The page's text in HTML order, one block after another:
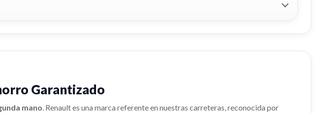
Garantizado
mano. Renault es una marca referente en nuestras carreteras, reconocida por